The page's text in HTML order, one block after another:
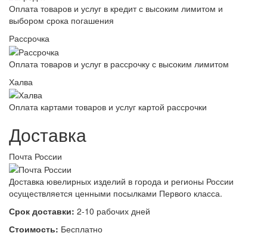
Оплата товаров и услуг в кредит с высоким лимитом и
выбором срока погашения
Рассрочка
Оплата товаров и услуг в рассрочку с высоким лимитом
Халва
Оплата картами товаров и услуг картой рассрочки
Доставка
Почта России
Доставка ювелирных изделий в города и регионы России
осуществляется ценными посылками Первого класса.
Срок доставки: 2-10 рабочих дней
Стоимость: Бесплатно